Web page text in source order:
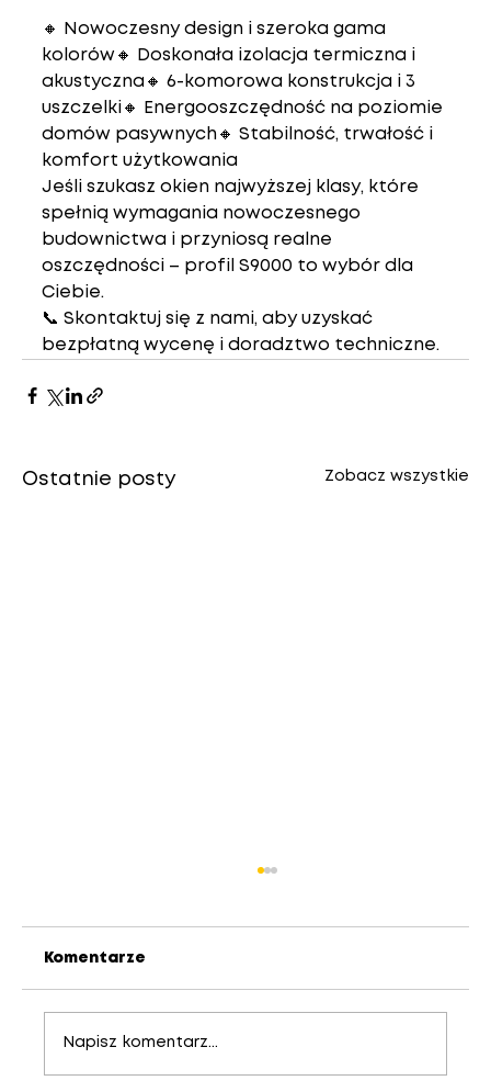
🔸 Nowoczesny design i szeroka gama
kolorów🔸 Doskonała izolacja termiczna i
akustyczna🔸 6-komorowa konstrukcja i 3
uszczelki🔸 Energooszczędność na poziomie
domów pasywnych🔸 Stabilność, trwałość i
komfort użytkowania
Jeśli szukasz okien najwyższej klasy, które
spełnią wymagania nowoczesnego
budownictwa i przyniosą realne
oszczędności – profil S9000 to wybór dla
Ciebie.
📞 Skontaktuj się z nami, aby uzyskać
bezpłatną wycenę i doradztwo techniczne.
Ostatnie posty Zobacz wszystkie
Komentarze
Napisz komentarz...